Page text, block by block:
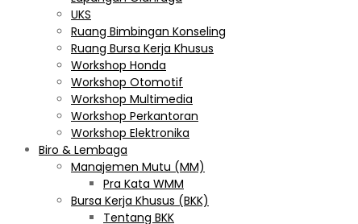
UKS
Ruang Bimbingan Konseling
Ruang Bursa Kerja Khusus
Workshop Honda
Workshop Otomotif
Workshop Multimedia
Workshop Perkantoran
Workshop Elektronika
Biro & Lembaga
Manajemen Mutu (MM)
Pra Kata WMM
Bursa Kerja Khusus (BKK)
Tentang BKK